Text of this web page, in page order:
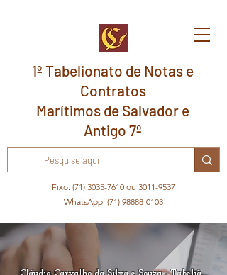
1º Tabelionato de Notas e
Contratos
Marítimos de Salvador e
Antigo 7º
Fixo: (71) 3035-7610 ou 3011-9537
WhatsApp: (71) 98888-0103